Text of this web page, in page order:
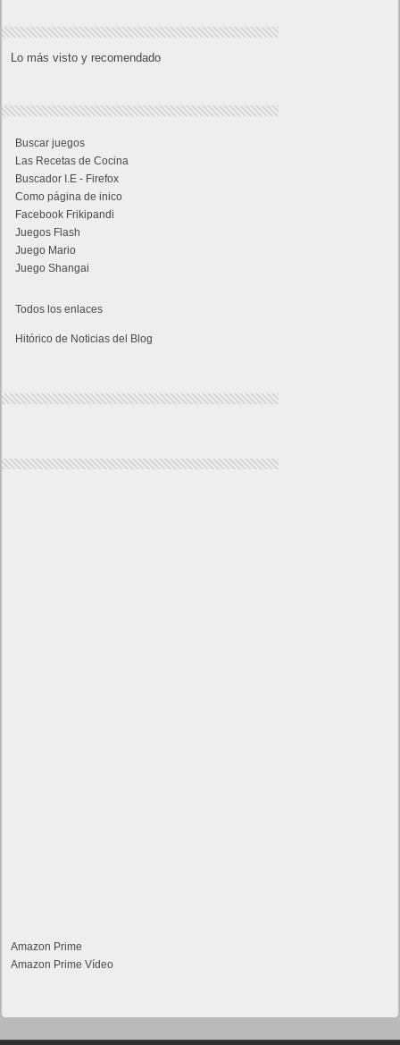
Lo más visto y recomendado
Buscar juegos
Las Recetas de Cocina
Buscador I.E - Firefox
Como página de inico
Facebook Frikipandi
Juegos Flash
Juego Mario
Juego Shangai
Todos los enlaces
Hitórico de Noticias del Blog
Amazon Prime
Amazon Prime Vídeo